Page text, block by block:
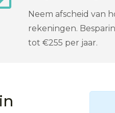
Neem afscheid van
rekeningen.
tot €255 per jaar.